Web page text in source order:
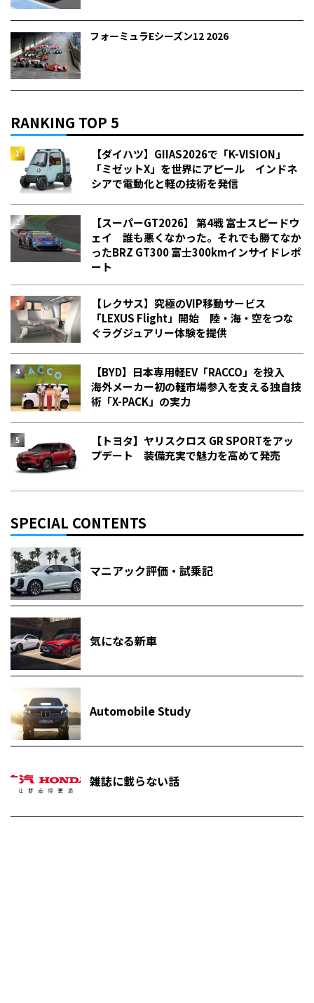
フォーミュラEシーズン12 2026
RANKING TOP 5
【ダイハツ】GIIAS2026で「K-VISION」
「ミゼットX」を世界にアピール インドネ
シアで電動化と軽の技術を発信
【スーパーGT2026】 第4戦 富士スピードウ
ェイ 誰も悪くなかった。それでも勝てなか
った――BRZ GT300 富士300kmインサイドレポ
ート
【レクサス】究極のVIP移動サービス
「LEXUS Flight」開始 陸・海・空をつな
ぐラグジュアリー体験を提供
【BYD】日本専用軽EV「RACCO」を投入
海外メーカー初の軽市場参入を支える独自技
術「X-PACK」の実力
【トヨタ】ヤリスクロス GR SPORTをアッ
プデート 装備充実で魅力を高めて発売
SPECIAL CONTENTS
マニアック評価・試乗記
気になる新車
Automobile Study
雑誌に載らない話